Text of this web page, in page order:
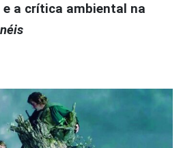
a crítica ambiental na